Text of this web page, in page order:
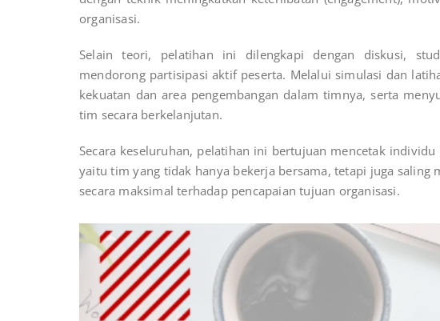
organisasi.
Selain teori, pelatihan ini dilengkapi dengan diskusi,
mendorong partisipasi aktif peserta. Melalui simulasi dan
kekuatan dan area pengembangan dalam timnya, serta
tim secara berkelanjutan.
Secara keseluruhan, pelatihan ini bertujuan mencetak
yaitu tim yang tidak hanya bekerja bersama, tetapi juga
secara maksimal terhadap pencapaian tujuan organisasi.